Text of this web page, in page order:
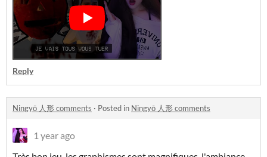
Reply
Ningyō 人形 comments · Posted in Ningyō 人形 comments
1 year ago